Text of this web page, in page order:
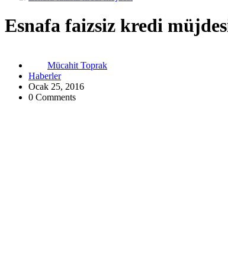
Esnafa faizsiz kredi
Mücahit Toprak
Haberler
Ocak 25, 2016
0 Comments